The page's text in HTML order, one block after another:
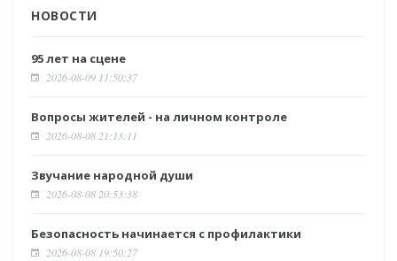
НОВОСТИ
95 лет на сцене
2026-08-09 11:50:37
Вопросы жителей - на личном контроле
2026-08-08 21:13:11
Звучание народной души
2026-08-08 20:53:38
Безопасность начинается с профилактики
2026-08-08 19:50:27